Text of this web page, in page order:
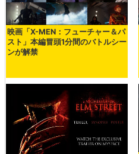
映画「X-MEN：フューチャー＆パ
スト」本編冒頭1分間のバトルシー
ンが解禁